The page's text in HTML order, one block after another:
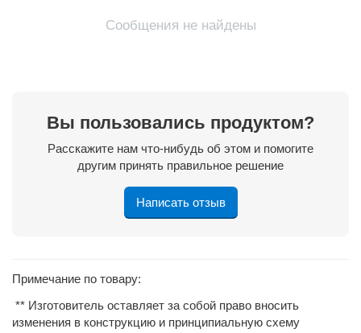
Сообщения не найдены
Вы пользовались продуктом?
Расскажите нам что-нибудь об этом и помогите
другим принять правильное решение
Написать отзыв
Примечание по товару:
** Изготовитель оставляет за собой право вносить
изменения в конструкцию и принципиальную схему